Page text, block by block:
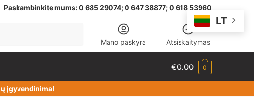
Paskambinkite mums:0 685 29074;0 647 38877; 0 618 53960
Mano paskyra
Atsiskaitymas
€0.00 0
įgyvendinima!
LT